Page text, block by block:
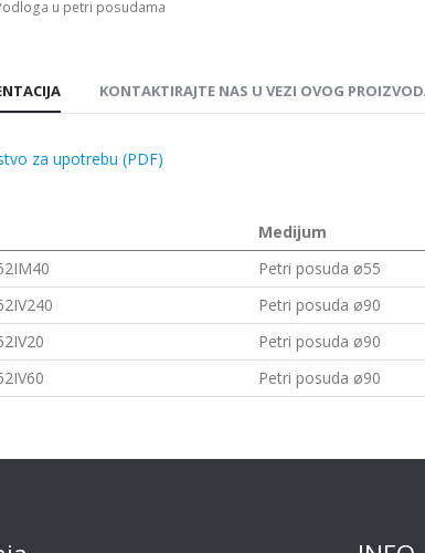
u petri posudama
KONTAKTIRAJTE NAS U VEZI OVOG
za upotrebu (PDF)
Medijum
Petri posuda ø55
Petri posuda ø90
Petri posuda ø90
Petri posuda ø90